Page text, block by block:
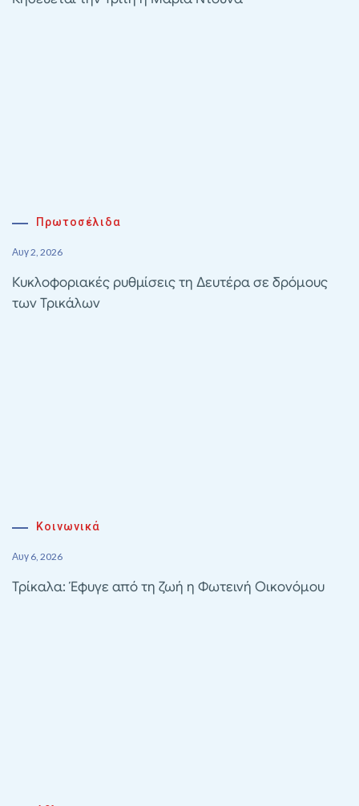
Πρωτοσέλιδα
Αυγ 2, 2026
Κυκλοφοριακές ρυθμίσεις τη Δευτέρα σε δρόμους
των Τρικάλων
Κοινωνικά
Αυγ 6, 2026
Τρίκαλα: Έφυγε από τη ζωή η Φωτεινή Οικονόμου